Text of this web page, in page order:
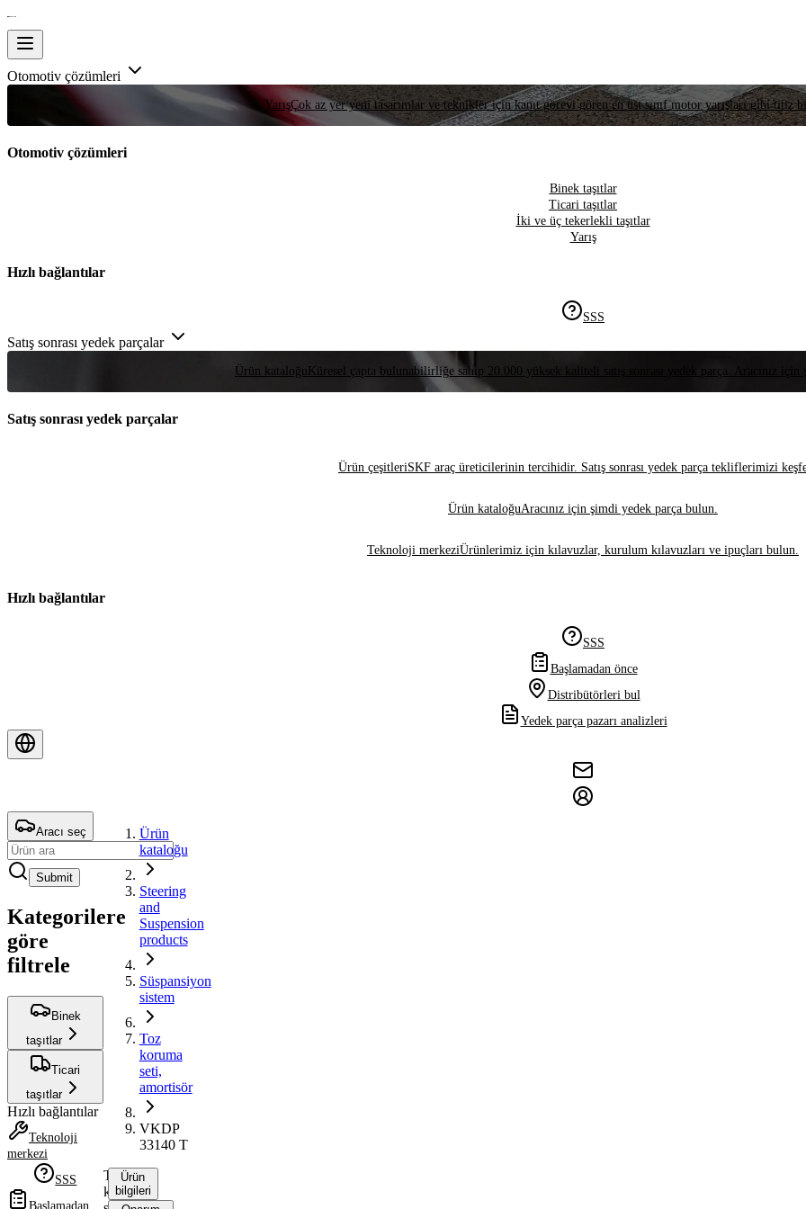
Otomotiv çözümleri
YarışÇok az yer yeni tasarımlar ve teknikler için kanıt görevi gören en üst sınıf motor yarışları gibi titiz
Otomotiv çözümleri
Binek taşıtlar
Ticari taşıtlar
İki ve üç tekerlekli taşıtlar
Yarış
Hızlı bağlantılar
SSS
Satış sonrası yedek parçalar
Ürün kataloğu Küresel çapta bulunabilirliğe sahip 20.000 yüksek kaliteli satış sonrası yedek parça. Aracınız
Satış sonrası yedek parçalar
Ürün çeşitleriSKF araç üreticilerinin tercihidir. Satış sonrası yedek parça tekliflerimizi
Ürün kataloğuAracınız için şimdi yedek parça bulun.
Teknoloji merkeziÜrünlerimiz için kılavuzlar, kurulum kılavuzları ve ipuçları bulun.
Hızlı bağlantılar
SSS
Başlamadan önce
Distribütörleri bul
Yedek parça pazarı analizleri
Aracı seç
Submit
Kategorilere
göre
filtrele
Binek
taşıtlar
Ticari
taşıtlar
Hızlı bağlantılar
Teknoloji
merkezi
SSS
Başlamadan
Ürün
kataloğu
Steering
and
Suspension
products
Süspansiyon
sistem
Toz
koruma
seti,
amortisör
VKDP
33140 T
Toz
koruma
Ürün
bilgileri